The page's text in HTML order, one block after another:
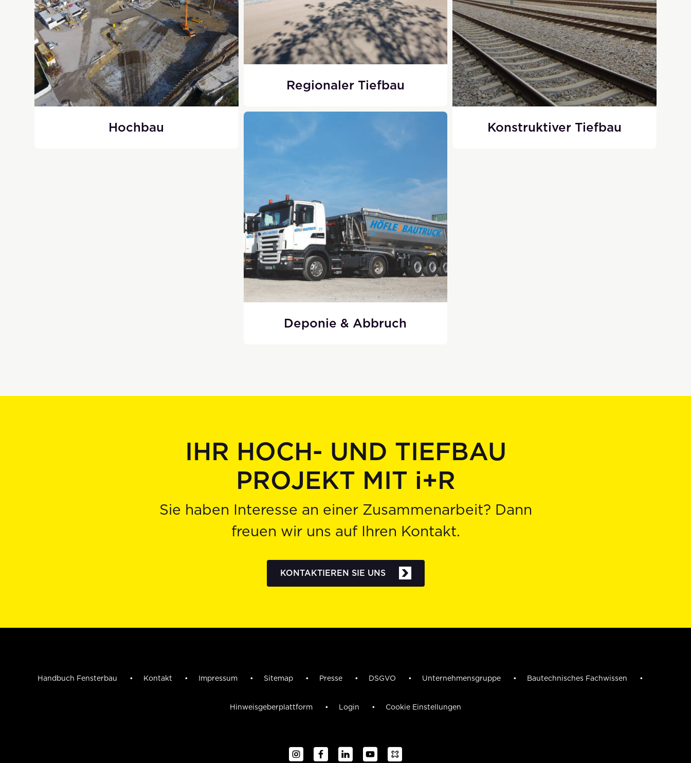
Hochbau
Regionaler Tiefbau
Konstruktiver Tiefbau
Deponie & Abbruch
IHR HOCH- UND TIEFBAU
PROJEKT MIT i+R
Sie haben Interesse an einer Zusammenarbeit? Dann
freuen wir uns auf Ihren Kontakt.
KONTAKTIEREN SIE UNS
Handbuch Fensterbau Kontakt Impressum Sitemap Presse DSGVO Unternehmensgruppe Bautechnisches Fachwissen
Hinweisgeberplattform Login Cookie Einstellungen